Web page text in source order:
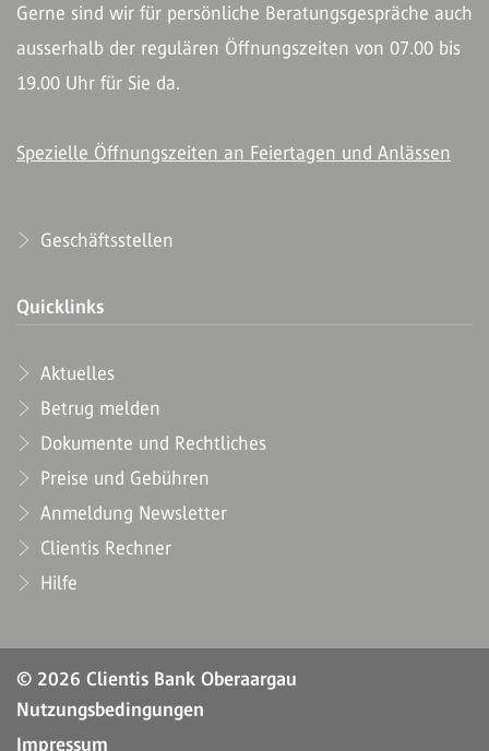
Gerne sind wir für persönliche Beratungsgespräche auch
ausserhalb der regulären Öffnungszeiten von 07.00 bis
19.00 Uhr für Sie da.
Spezielle Öffnungszeiten an Feiertagen und Anlässen
Geschäftsstellen
Quicklinks
Aktuelles
Betrug melden
Dokumente und Rechtliches
Preise und Gebühren
Anmeldung Newsletter
Clientis Rechner
Hilfe
© 2026 Clientis Bank Oberaargau
Nutzungsbedingungen
Impressum